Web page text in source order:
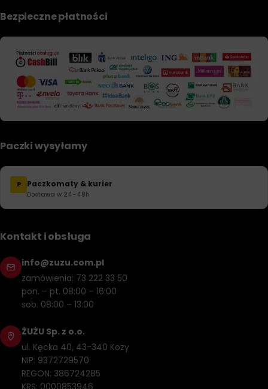
Bezpieczne płatności
Paczki wysyłamy
P Paczkomaty & kurier
Dostawa w 24–48h
Kontakt i obsługa
info@zuzu.com.pl
zamówienia: 73 222 33 50
pon. – pt. 08:00 – 16:00
sob. 08:00 – 13:00
ŻUŻU Sp. z o.o.
ul. Kęcka 40, 43-340 Kozy
NIP: 9372729570
REGON: 386724285
KRS: 0000853946